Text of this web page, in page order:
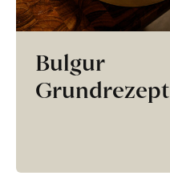
Bulgur
Grundrezept